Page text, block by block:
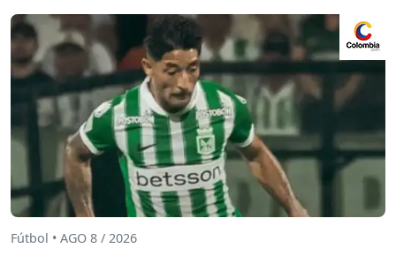
Fútbol • AGO 8 / 2026